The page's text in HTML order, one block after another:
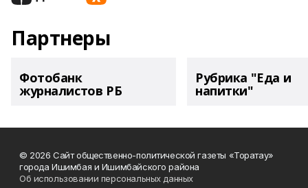
Партнеры
Фотобанк
журналистов РБ
Рубрика "Еда и
напитки"
© 2026 Сайт общественно-политической газеты «Торатау»
города Ишимбая и Ишимбайского района
Об использовании персональных данных